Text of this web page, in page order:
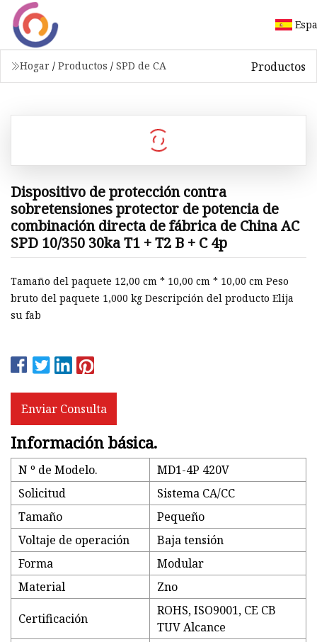
Hogar / Productos / SPD de CA Productos
Dispositivo de protección contra
sobretensiones protector de potencia de
combinación directa de fábrica de China AC
SPD 10/350 30ka T1 + T2 B + C 4p
Tamaño del paquete 12,00 cm * 10,00 cm * 10,00 cm Peso
bruto del paquete 1,000 kg Descripción del producto Elija
su fab
Enviar Consulta
Información básica.
N º de Modelo.
MD1-4P 420V
Solicitud
Sistema CA/CC
Tamaño
Pequeño
Voltaje de operación
Baja tensión
Forma
Modular
Material
Zno
Certificación
ROHS, ISO9001, CE CB
TUV Alcance